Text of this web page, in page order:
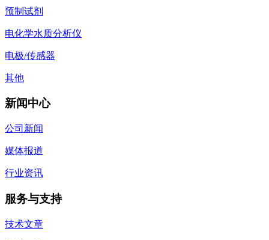
预制试剂
电化学水质分析仪
电极/传感器
其他
新闻中心
公司新闻
媒体报道
行业资讯
服务与支持
技术文章